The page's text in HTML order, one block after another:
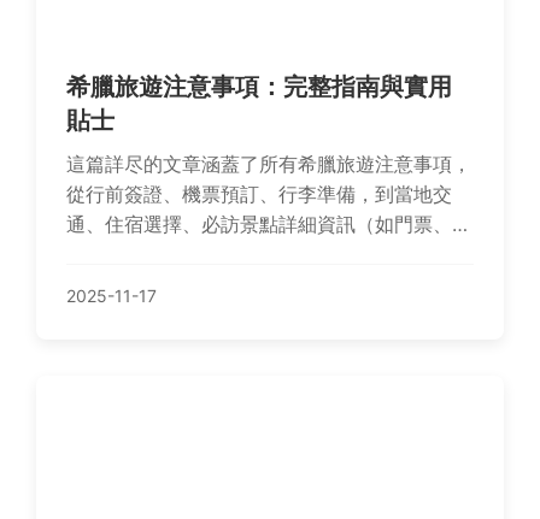
希臘旅遊注意事項：完整指南與實用
貼士
這篇詳尽的文章涵蓋了所有希臘旅遊注意事項，
從行前簽證、機票預訂、行李準備，到當地交
通、住宿選擇、必訪景點詳細資訊（如門票、地
劃等。提供實用建議和個人經驗，還附上常見問
2025-11-17